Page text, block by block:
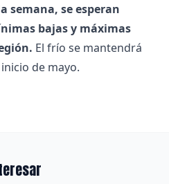
semana, se esperan
bajas y máximas
El frío se mantendrá
de mayo.